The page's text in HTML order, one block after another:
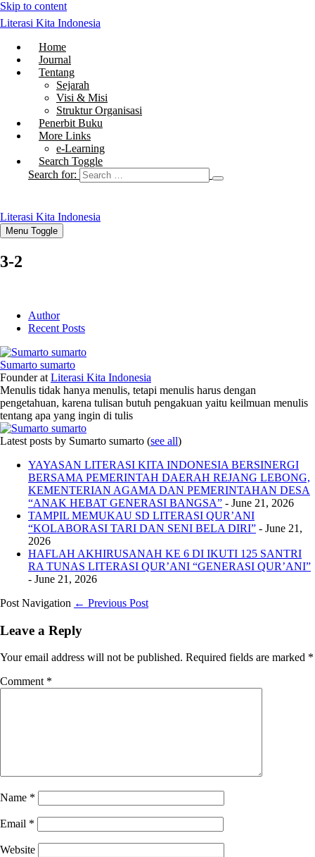
Skip to content
Literasi Kita Indonesia
Home
Journal
Tentang
Sejarah
Visi & Misi
Struktur Organisasi
Penerbit Buku
More Links
e-Learning
Search Toggle
Search for:
Literasi Kita Indonesia
Menu Toggle
3-2
Author
Recent Posts
Sumarto sumarto
Founderat Literasi Kita Indonesia
Menulis tidak hanya menulis, tetapi menulis harus dengan
pengetahuan, karena tulisan butuh pengakuan yaitu keilmuan menulis
tentang apa yang ingin di tulis
Latest posts by Sumarto sumarto (see all)
YAYASAN LITERASI KITA INDONESIA BERSINERGI
BERSAMA PEMERINTAH DAERAH REJANG LEBONG,
KEMENTERIAN AGAMA DAN PEMERINTAHAN DESA
“ANAK HEBAT GENERASI BANGSA” - June 21, 2026
TAMPIL MEMUKAU SD LITERASI QUR’ANI
“KOLABORASI TARI DAN SENI BELA DIRI” - June 21,
2026
HAFLAH AKHIRUSANAH KE 6 DI IKUTI 125 SANTRI
RA TUNAS LITERASI QUR’ANI “GENERASI QUR’ANI”
- June 21, 2026
Post Navigation ← Previous Post
Leave a Reply
Your email address will not be published. Required fields are marked *
Comment *
Name *
Email *
Website